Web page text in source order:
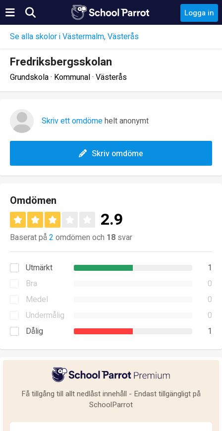
Logga in
Se alla skolor i Västermalm, Västerås
Fredriksbergsskolan
Grundskola · Kommunal · Västerås
Skriv ett omdömehelt anonymt
Skriv omdöme
Omdömen
2.9
Baserat på2 omdömen och 18 svar
Utmärkt
1
Bra
0
Medel
0
Undermålig
0
Dålig
1
Få tillgång till allt nedlåst innehåll - Endast tillgängligt på
SchoolParrot